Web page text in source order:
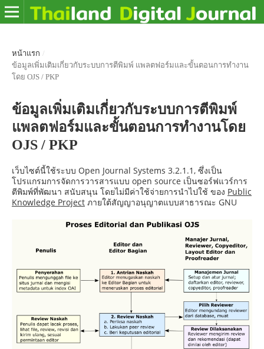
หน้าแรก /
ข้อมูลเพิ่มเติมเกี่ยวกับระบบการตีพิมพ์ แพลตฟอร์มและขั้นตอนการทำงาน
โดย OJS / PKP
ข้อมูลเพิ่มเติมเกี่ยวกับระบบการตีพิมพ์
แพลตฟอร์มและขั้นตอนการทำงานโดย
OJS / PKP
เว็บไซต์นี้ใช้ระบบ Open Journal Systems 3.2.1.1, ซึ่งเป็น
โปรแกรมการจัดการวารสารแบบ open source เป็นซอร์ฟแวร์การ
ตีพิมพ์ที่พัฒนา สนับสนุน โดยไม่มีค่าใช้จ่ายการนำไปใช้ ของ Public
Knowledge Project ภายใต้สัญญาอนุญาตแบบสาธารณะ GNU